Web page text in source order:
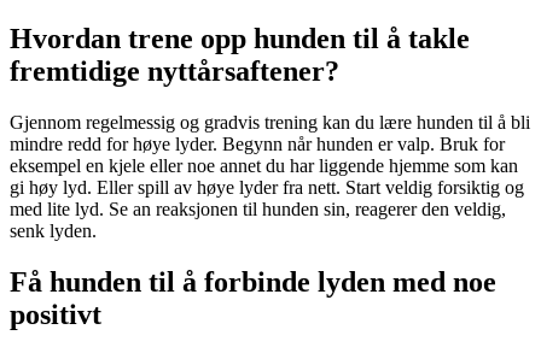
Hvordan trene opp hunden til å takle
fremtidige nyttårsaftener?
Gjennom regelmessig og gradvis trening kan du lære hunden til å bli
mindre redd for høye lyder. Begynn når hunden er valp. Bruk for
eksempel en kjele eller noe annet du har liggende hjemme som kan
gi høy lyd. Eller spill av høye lyder fra nett. Start veldig forsiktig og
med lite lyd. Se an reaksjonen til hunden sin, reagerer den veldig,
senk lyden.
Få hunden til å forbinde lyden med noe
positivt